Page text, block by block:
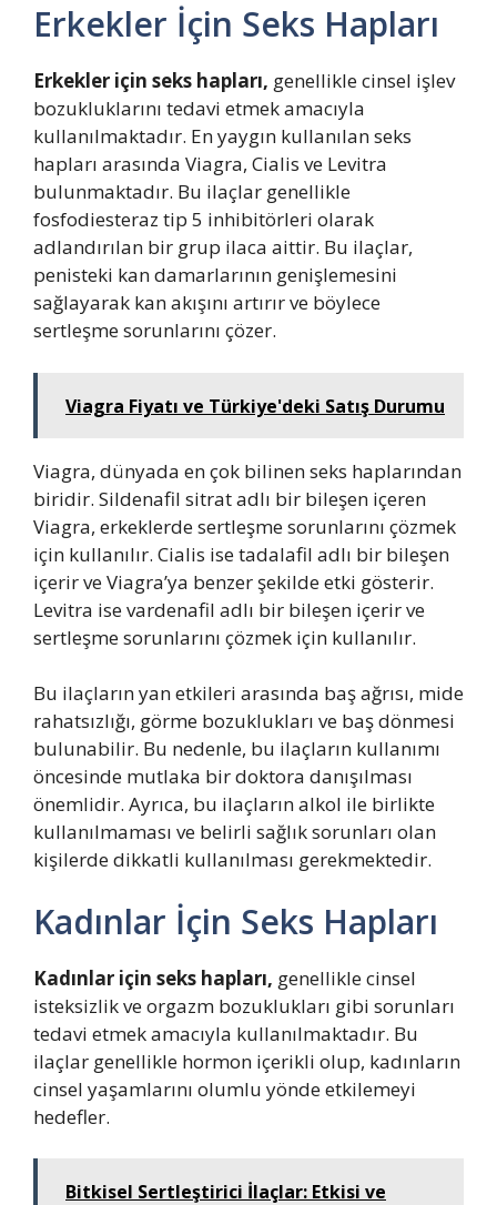
Erkekler İçin Seks Hapları
Erkekler için seks hapları, genellikle cinsel işlev
bozukluklarını tedavi etmek amacıyla
kullanılmaktadır. En yaygın kullanılan seks
hapları arasında Viagra, Cialis ve Levitra
bulunmaktadır. Bu ilaçlar genellikle
fosfodiesteraz tip 5 inhibitörleri olarak
adlandırılan bir grup ilaca aittir. Bu ilaçlar,
penisteki kan damarlarının genişlemesini
sağlayarak kan akışını artırır ve böylece
sertleşme sorunlarını çözer.
Viagra Fiyatı ve Türkiye'deki Satış Durumu
Viagra, dünyada en çok bilinen seks haplarından
biridir. Sildenafil sitrat adlı bir bileşen içeren
Viagra, erkeklerde sertleşme sorunlarını çözmek
için kullanılır. Cialis ise tadalafil adlı bir bileşen
içerir ve Viagra’ya benzer şekilde etki gösterir.
Levitra ise vardenafil adlı bir bileşen içerir ve
sertleşme sorunlarını çözmek için kullanılır.
Bu ilaçların yan etkileri arasında baş ağrısı, mide
rahatsızlığı, görme bozuklukları ve baş dönmesi
bulunabilir. Bu nedenle, bu ilaçların kullanımı
öncesinde mutlaka bir doktora danışılması
önemlidir. Ayrıca, bu ilaçların alkol ile birlikte
kullanılmaması ve belirli sağlık sorunları olan
kişilerde dikkatli kullanılması gerekmektedir.
Kadınlar İçin Seks Hapları
Kadınlar için seks hapları, genellikle cinsel
isteksizlik ve orgazm bozuklukları gibi sorunları
tedavi etmek amacıyla kullanılmaktadır. Bu
ilaçlar genellikle hormon içerikli olup, kadınların
cinsel yaşamlarını olumlu yönde etkilemeyi
hedefler.
Bitkisel Sertleştirici İlaçlar: Etkisi ve